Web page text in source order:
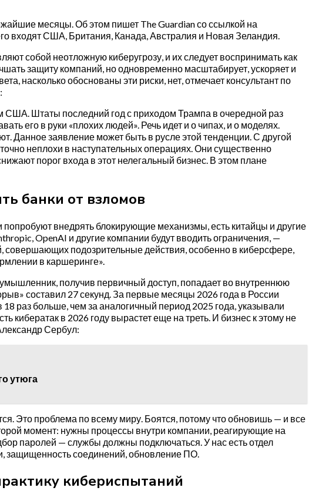
месяцы. Об этом пишет The Guardian со ссылкой на
входят США, Британия, Канада, Австралия и Новая Зеландия.
собой неотложную киберугрозу, и их следует воспринимать как
защиту компаний, но одновременно масштабирует, ускоряет и
насколько обоснованы эти риски, нет, отмечает консультант по
США. Штаты последний год с приходом Трампа в очередной раз
его в руки «плохих людей». Речь идет и о чипах, и о моделях.
Данное заявление может быть в русле этой тенденции. С другой
неплохи в наступательных операциях. Они существенно
порог входа в этот нелегальный бизнес. В этом плане
банки от взломов
внедрять блокирующие механизмы, есть китайцы и другие
OpenAI и другие компании будут вводить ограничения, —
совершающих подозрительные действия, особенно в киберсфере,
в каршеринге».
получив первичный доступ, попадает во внутреннюю
составил 27 секунд. За первые месяцы 2026 года в России
раз больше, чем за аналогичный период 2025 года, указывали
кибератак в 2026 году вырастет еще на треть. И бизнес к этому не
Сербул:
утюга
Это проблема по всему миру. Боятся, потому что обновишь — и все
момент: нужны процессы внутри компании, реагирующие на
паролей — службы должны подключаться. У нас есть отдел
защищенность соединений, обновление ПО.
кибериспытаний